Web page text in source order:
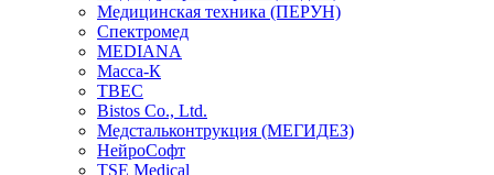
Медицинская техника (ПЕРУН)
Спектромед
MEDIANA
Масса-К
ТВЕС
Bistos Co., Ltd.
Медстальконтрукция (МЕГИДЕЗ)
НейроСофт
TSE Medical